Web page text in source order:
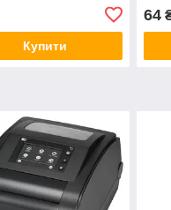
Купити
64